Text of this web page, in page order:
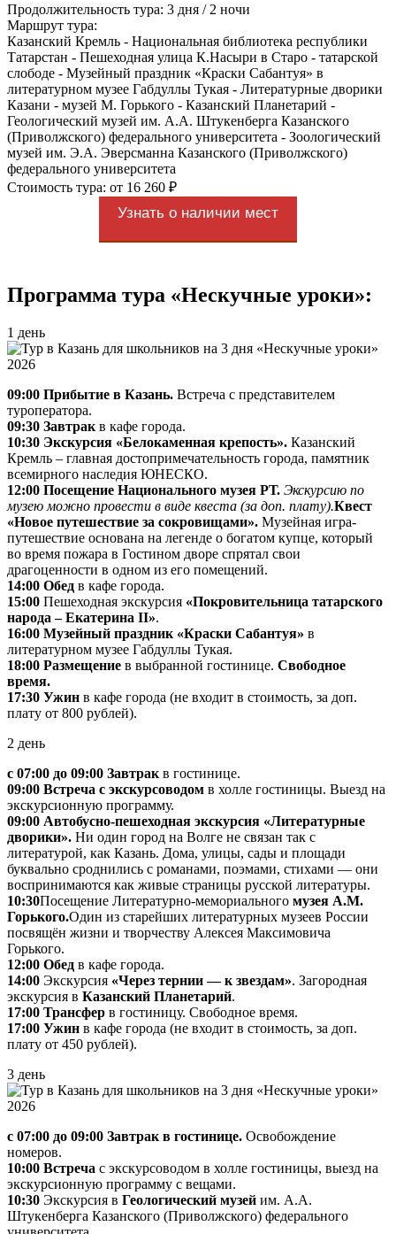
Продолжительность тура: 3 дня / 2 ночи
Маршрут тура:
Казанский Кремль - Национальная библиотека республики
Татарстан - Пешеходная улица К.Насыри в Старо - татарской
слободе - Музейный праздник «Краски Сабантуя» в
литературном музее Габдуллы Тукая - Литературные дворики
Казани - музей М. Горького - Казанский Планетарий -
Геологический музей им. А.А. Штукенберга Казанского
(Приволжского) федерального университета - Зоологический
музей им. Э.А. Эверсманна Казанского (Приволжского)
федерального университета
Стоимость тура: от 16 260 ₽
Узнать о наличии мест
Программа тура «Нескучные уроки»:
1 день
09:00 Прибытие в Казань. Встреча с представителем
туроператора.
09:30 Завтрак в кафе города.
10:30 Экскурсия «Белокаменная крепость». Казанский
Кремль – главная достопримечательность города, памятник
всемирного наследия ЮНЕСКО.
12:00 Посещение Национального музея РТ. Экскурсию по
музею можно провести в виде квеста (за доп. плату).Квест
«Новое путешествие за сокровищами». Музейная игра-
путешествие основана на легенде о богатом купце, который
во время пожара в Гостином дворе спрятал свои
драгоценности в одном из его помещений.
14:00 Обед в кафе города.
15:00 Пешеходная экскурсия «Покровительница татарского
народа – Екатерина II».
16:00 Музейный праздник «Краски Сабантуя» в
литературном музее Габдуллы Тукая.
18:00 Размещение в выбранной гостинице. Свободное
время.
17:30 Ужин в кафе города (не входит в стоимость, за доп.
плату от 800 рублей).
2 день
с 07:00 до 09:00 Завтрак в гостинице.
09:00 Встреча с экскурсоводом в холле гостиницы. Выезд на
экскурсионную программу.
09:00 Автобусно-пешеходная экскурсия «Литературные
дворики». Ни один город на Волге не связан так с
литературой, как Казань. Дома, улицы, сады и площади
буквально сроднились с романами, поэмами, стихами — они
воспринимаются как живые страницы русской литературы.
10:30Посещение Литературно-мемориального музея А.М.
Горького.Один из старейших литературных музеев России
посвящён жизни и творчеству Алексея Максимовича
Горького.
12:00 Обед в кафе города.
14:00 Экскурсия «Через тернии — к звездам». Загородная
экскурсия в Казанский Планетарий.
17:00 Трансфер в гостиницу. Свободное время.
17:00 Ужин в кафе города (не входит в стоимость, за доп.
плату от 450 рублей).
3 день
с 07:00 до 09:00 Завтрак в гостинице. Освобождение
номеров.
10:00 Встреча с экскурсоводом в холле гостиницы, выезд на
экскурсионную программу с вещами.
10:30 Экскурсия в Геологический музей им. А.А.
Штукенберга Казанского (Приволжского) федерального